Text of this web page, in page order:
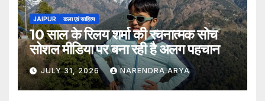
JAIPUR कला एवं साहित्य
10 साल के रिलय शर्मा की रचनात्मक सोच
सोशल मीडिया पर बना रही है अलग पहचान
JULY 31, 2026 NARENDRA ARYA